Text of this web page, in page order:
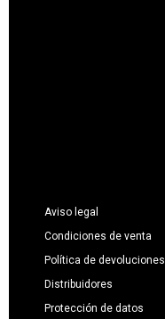
Aviso legal
Condiciones de venta
Política de devoluciones
Distribuidores
Protección de datos